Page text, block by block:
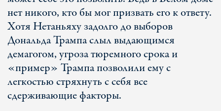
нет никого, кто бы мог призвать его к ответу.
Хотя Нетаньяху задолго до выборов
Дональда Трампа слыл выдающимся
демагогом, угроза тюремного срока и
«пример» Трампа позволили ему с
легкостью стряхнуть с себя все
сдерживающие факторы.